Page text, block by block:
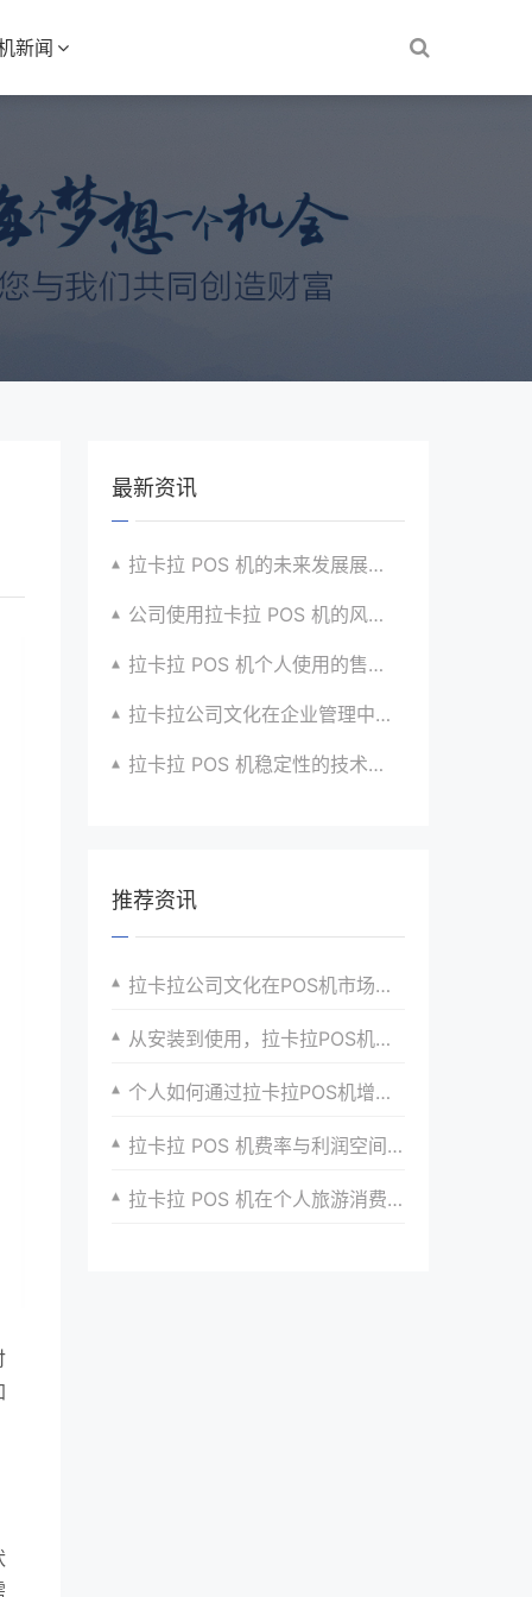
新闻
最新资讯
拉卡拉 POS 机的未来发展展望与战略规划
公司使用拉卡拉 POS 机的风险评估与应对
拉卡拉 POS 机个人使用的售后服务优化
拉卡拉公司文化在企业管理中的作用
拉卡拉 POS 机稳定性的技术创新与应用实践
推荐资讯
拉卡拉公司文化在POS机市场竞争中的差异化优势分析
从安装到使用，拉卡拉POS机全程无忧体验
个人如何通过拉卡拉POS机增加客户流量与粘性？
拉卡拉 POS 机费率与利润空间的平衡
拉卡拉 POS 机在个人旅游消费支付中的便利性